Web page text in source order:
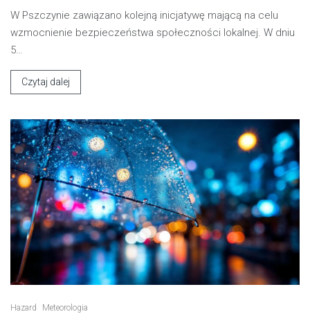
W Pszczynie zawiązano kolejną inicjatywę mającą na celu
wzmocnienie bezpieczeństwa społeczności lokalnej. W dniu
5…
Czytaj dalej
Hazard Meteorologia